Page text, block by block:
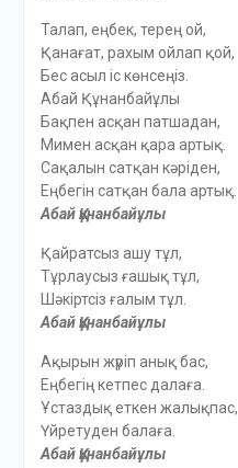
Талап, еңбек, терең ой,
Қанағат, рахым ойлап қой,
Бес асыл іс көнсеңіз.
Абай Құнанбайұлы
Бақпен асқан патшадан,
Мимен асқан қара артық.
Сақалын сатқан кәріден,
Еңбегін сатқан бала артық.
Абай Құнанбайұлы
Қайратсыз ашу тұл,
Тұрлаусыз ғашық тұл,
Шәкіртсіз ғалым тұл.
Абай Құнанбайұлы
Ақырын жүріп анық бас,
Еңбегің кетпес далаға.
Ұстаздық еткен жалықпас,
Үйретуден балаға.
Абай Құнанбайұлы